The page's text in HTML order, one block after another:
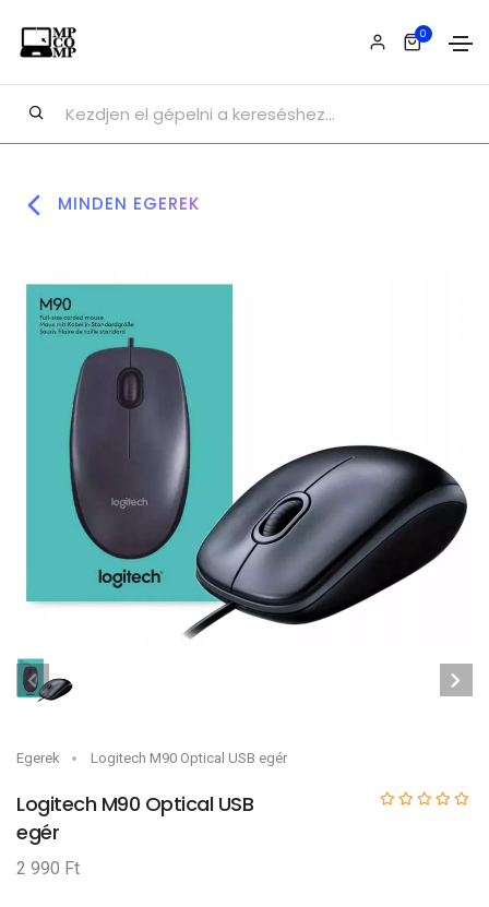
0
MINDEN EGEREK
Egerek Logitech M90 Optical USB egér
Logitech M90 Optical USB
egér
2 990 Ft